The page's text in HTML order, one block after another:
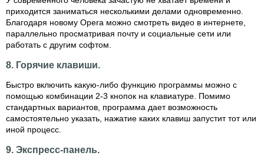
приходится заниматься несколькими делами одновременно.
Благодаря новому Opera можно смотреть видео в интернете,
параллельно просматривая почту и социальные сети или
работать с другим софтом.
8. Горячие клавиши.
Быстро включить какую-либо функцию программы можно с
помощью комбинации 2-3 кнопок на клавиатуре. Помимо
стандартных вариантов, программа дает возможность
самостоятельно указать, нажатие каких клавиш запустит тот или
иной процесс.
9. Экспресс-панель.